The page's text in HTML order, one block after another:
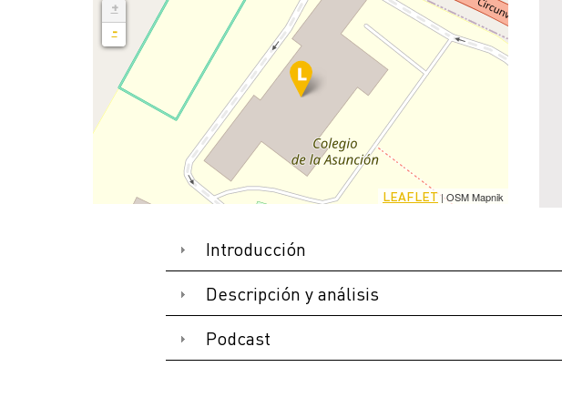
+
-
LEAFLET| OSM Mapnik
Introducción
Descripción y análisis
Podcast